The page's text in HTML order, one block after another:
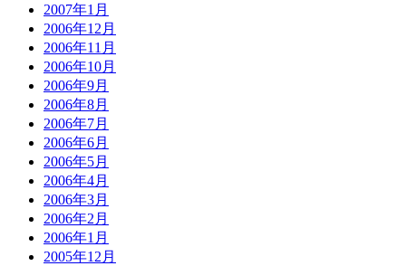
2007年1月
2006年12月
2006年11月
2006年10月
2006年9月
2006年8月
2006年7月
2006年6月
2006年5月
2006年4月
2006年3月
2006年2月
2006年1月
2005年12月